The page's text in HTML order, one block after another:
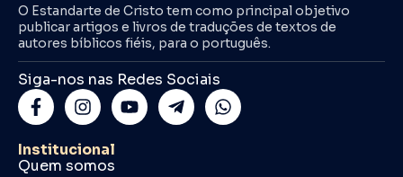
O Estandarte de Cristo tem como principal objetivo
publicar artigos e livros de traduções de textos de
autores bíblicos fiéis, para o português.
Siga-nos nas Redes Sociais
Institucional
Quem somos